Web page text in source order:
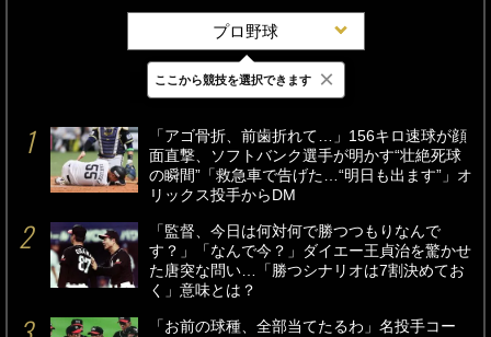
プロ野球
最新 24時間 週間
「アゴ骨折、前歯折れて…」156キロ速球が顔
面直撃、ソフトバンク選手が明かす“壮絶死球
の瞬間”「救急車で告げた…“明日も出ます”」オ
リックス投手からDM
「監督、今日は何対何で勝つつもりなんで
す？」「なんで今？」ダイエー王貞治を驚かせ
た唐突な問い…「勝つシナリオは7割決めてお
く」意味とは？
「お前の球種、全部当てたるわ」名投手コー
ここから競技を選択できます ×